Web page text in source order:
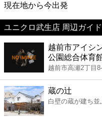
映画
美容
コンビニ
薬局
スーパー
現在地から今出発
ユニクロ武生店 周辺ガイド
越前市アイシ
公園総合体育館
越前市高瀬2丁目
蔵の辻
白壁の蔵が建ち